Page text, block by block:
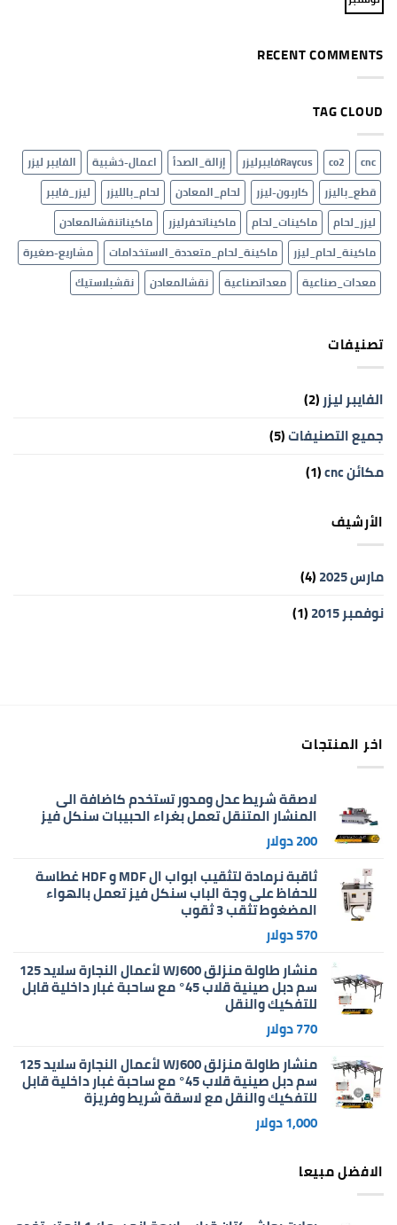
الاكرلك
والخامات
شركة
RECENT COMMENTS
TAG CLOUD
cnc
co2 Raycusفايبرليزر إزالة_الصدأ اعمال-خشبية
الفايبر ليزر
قطع_باليزر
كاربون-ليزر لحام_المعادن لحام_بالليزر
ليزر_فايبر
ليزر_لحام
ماكينات_لحام ماكيناتحفرليزر
ماكيناتنقشالمعادن
ماكينة_لحام_ليزر
ماكينة_لحام_متعددة_الاستخدامات
مشاريع-صغيرة
معدات_صناعية
معداتصناعية نقشالمعادن نقشبلاستيك
تصنيفات
الفايبر ليزر(2)
جميع التصنيفات(5)
مكائن cnc
(1)
الأرشيف
مارس 2025
(4)
نوفمبر 2015
(1)
اخر المنتجات
لاصقة شريط عدل ومدور تستخدم كاضافة الى
المنشار المتنقل تعمل بغراء الحبيبات سنكل فيز
200دولار
ثاقبة نرمادة لتثقيب ابواب ال MDF و HDF غطاسة
للحفاظ على وجة الباب سنكل فيز تعمل بالهواء
المضغوط تثقب 3 ثقوب
570دولار
منشار طاولة منزلق WJ600 لأعمال النجارة سلايد 125
سم دبل صينية قلاب 45° مع ساحبة غبار داخلية قابل
للتفكيك والنقل
770دولار
منشار طاولة منزلق WJ600 لأعمال النجارة سلايد 125
سم دبل صينية قلاب 45° مع ساحبة غبار داخلية قابل
للتفكيك والنقل مع لاسقة شريط وفريزة
1,000دولار
الافضل مبيعا